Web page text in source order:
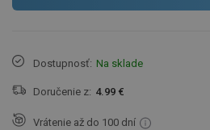
Dostupnosť: Na sklade
Doručenie z: 4.99 €
Vrátenie až do 100 dní